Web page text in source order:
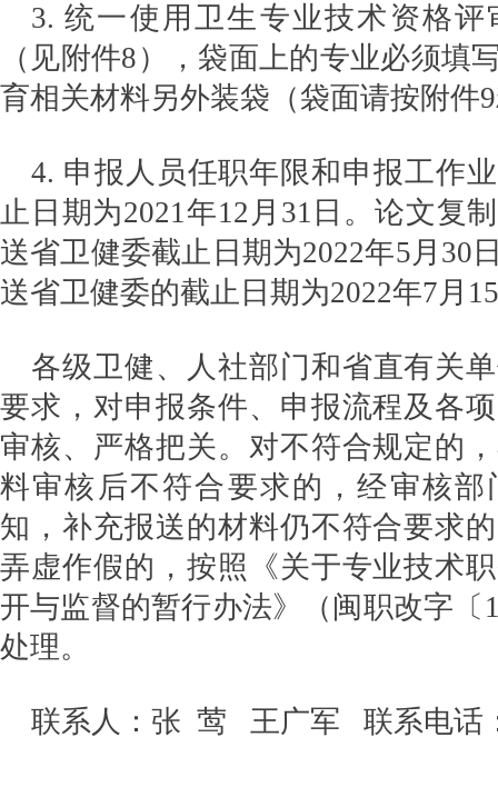
3. 统一使用卫生专业技术资格
（见附件8），袋面上的专业必须填
育相关材料另外装袋（袋面请按附件
4. 申报人员任职年限和申报工作
止日期为2021年12月31日。论文复
送省卫健委截止日期为2022年5月30
送省卫健委的截止日期为2022年7月
各级卫健、人社部门和省直有关
要求，对申报条件、申报流程及各
审核、严格把关。对不符合规定的
料审核后不符合要求的，经审核部
知，补充报送的材料仍不符合要求
弄虚作假的，按照《关于专业技术
开与监督的暂行办法》（闽职改字〔
处理。
联系人：张 莺 王广军 联系电话